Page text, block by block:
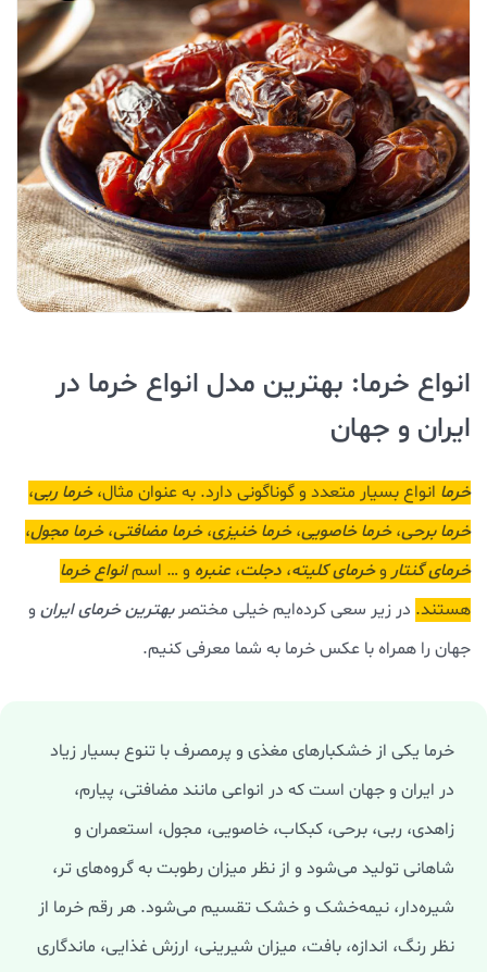
انواع خرما: بهترین مدل انواع خرما در
ایران و جهان
خرما انواع بسیار متعدد و گوناگونی دارد. به عنوان مثال،خرما ربی،
خرما برحی،خرما خاصویی،خرما خنیزی،خرما مضافتی،خرما مجول،
خرمای گنتار وخرمای کلیته، دجلت، عنبره و … اسمانواع خرما
هستند. در زیر سعی کرده‌ایم خیلی مختصربهترین خرمای ایران و
جهان را همراه با عکس خرما به شما معرفی کنیم.
خرما یکی از خشکبارهای مغذی و پرمصرف با تنوع بسیار زیاد
در ایران و جهان است که در انواعی مانند مضافتی، پیارم،
زاهدی، ربی، برحی، کبکاب، خاصویی، مجول، استعمران و
شاهانی تولید می‌شود و از نظر میزان رطوبت به گروه‌های تر،
شیره‌دار، نیمه‌خشک و خشک تقسیم می‌شود. هر رقم خرما از
نظر رنگ، اندازه، بافت، میزان شیرینی، ارزش غذایی، ماندگاری